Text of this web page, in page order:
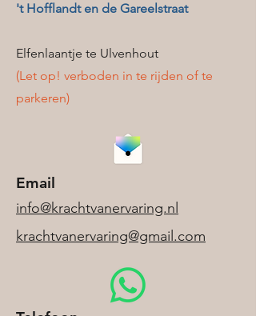
't Hofflandt en de Gareelstraat
Elfenlaantje te Ulvenhout
(Let op! verboden in te rijden of te
parkeren)
Email
info@krachtvanervaring.nl​
krachtvanervaring@gmail.com